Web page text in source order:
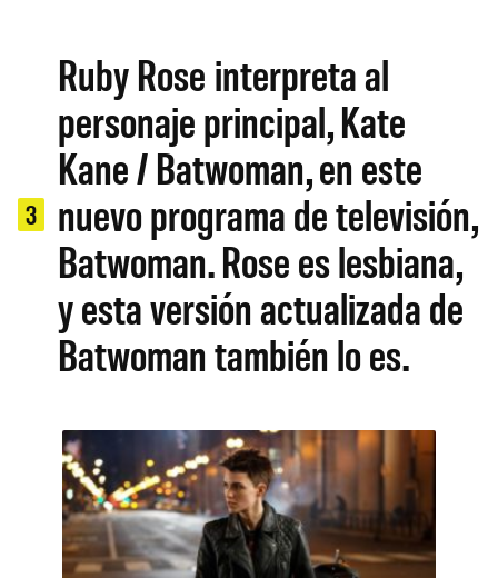
3
Ruby Rose interpreta al
personaje principal, Kate
Kane / Batwoman, en este
nuevo programa de televisión,
Batwoman. Rose es lesbiana,
y esta versión actualizada de
Batwoman también lo es.